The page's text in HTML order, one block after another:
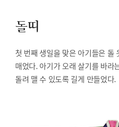
돌띠
첫 번째 생일을 맞은 아기들은 돌
매었다. 아기가 오래 살기를 바라
돌려 맬 수 있도록 길게 만들었다.